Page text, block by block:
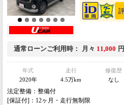
通常ローンご利用時 月々 11,000 円
年式
2020年
走行
4.5万km
修復歴
なし
法定整備：整備付
[保証付]：12ヶ月・走行無制限